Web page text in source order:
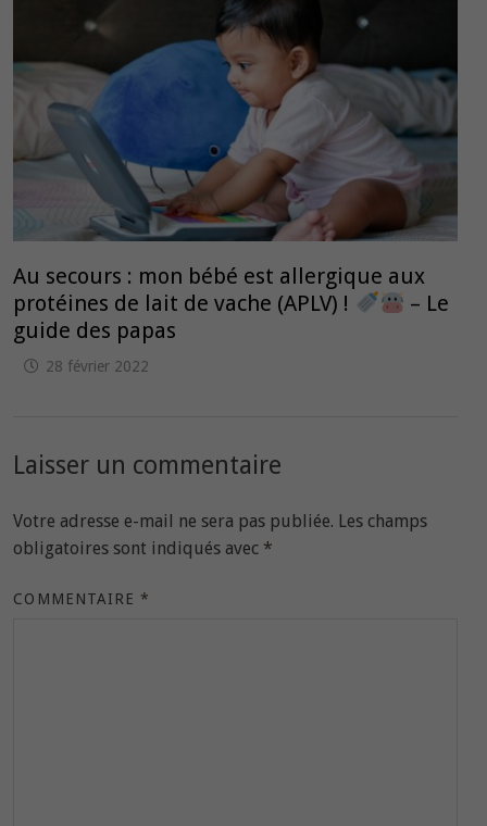
Au secours : mon bébé est allergique aux
protéines de lait de vache (APLV) !
– Le
guide des papas
28 février 2022
Laisser un commentaire
Votre adresse e-mail ne sera pas publiée. Les champs
obligatoires sont indiqués avec *
COMMENTAIRE*